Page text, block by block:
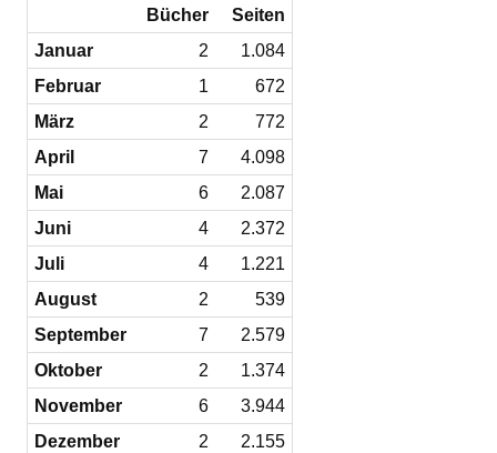
Bücher
Seiten
Januar
2
1.084
Februar
1
672
März
2
772
April
7
4.098
Mai
6
2.087
Juni
4
2.372
Juli
4
1.221
August
2
539
September
7
2.579
Oktober
2
1.374
November
6
3.944
Dezember
2
2.155